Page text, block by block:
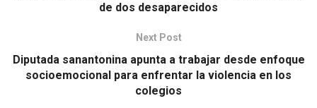
de dos desaparecidos
Next Post
Diputada sanantonina apunta a trabajar desde enfoque
socioemocional para enfrentar la violencia en los
colegios